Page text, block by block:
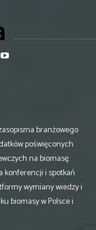
branżowego
poświęconych
na biomasę.
konferencji i spotkań
wymiany wiedzy i
biomasy w Polsce i